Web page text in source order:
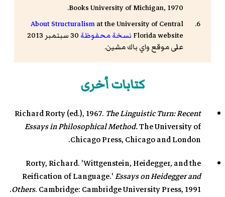
Books University of Michigan, 1970.
About Structuralismat the University of Central
Florida website نسخة محفوظة
30 سبتمبر 2013
على موقع واي باك مشين.
كتابات أخرى
Richard Rorty (ed.), 1967. The Linguistic Turn: Recent
Essays in Philosophical Method.The University of
Chicago Press, Chicago and London.
Rorty, Richard. 'Wittgenstein, Heidegger, and the
Reification of Language.'Essays on Heidegger and
Others. Cambridge: Cambridge University Press, 1991.